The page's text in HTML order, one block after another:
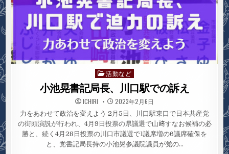
Posted
in
活動など
小池晃書記局長、川口駅での訴え
ICHIRI 2023年2月6日
力をあわせて政治を変えよう 2月5日、川口駅東口で日本共産党
の街頭演説が行われ、4月9日投票の県議選で山﨑すなお候補の必
勝と、続く4月28日投票の川口市議選で1議席増の6議席確保を
と、党書記局長持の小池晃参議院議員が党の…